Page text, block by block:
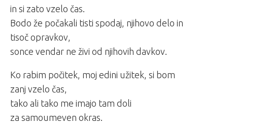
in si zato vzelo čas.
Bodo že počakali tisti spodaj, njihovo delo in
tisoč opravkov,
sonce vendar ne živi od njihovih davkov.
Ko rabim počitek, moj edini užitek, si bom
zanj vzelo čas,
tako ali tako me imajo tam doli
za samoumeven okras.